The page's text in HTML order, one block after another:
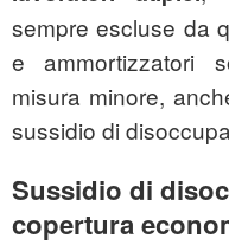
sempre escluse da
e ammortizzatori
misura minore,
sussidio di
Sussidio di
copertura